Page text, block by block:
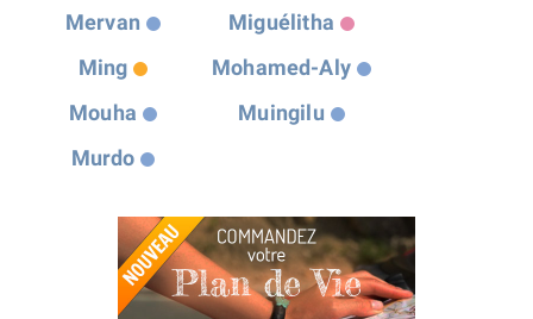
Mervan
Miguélitha
Ming
Mohamed-Aly
Mouha
Muingilu
Murdo